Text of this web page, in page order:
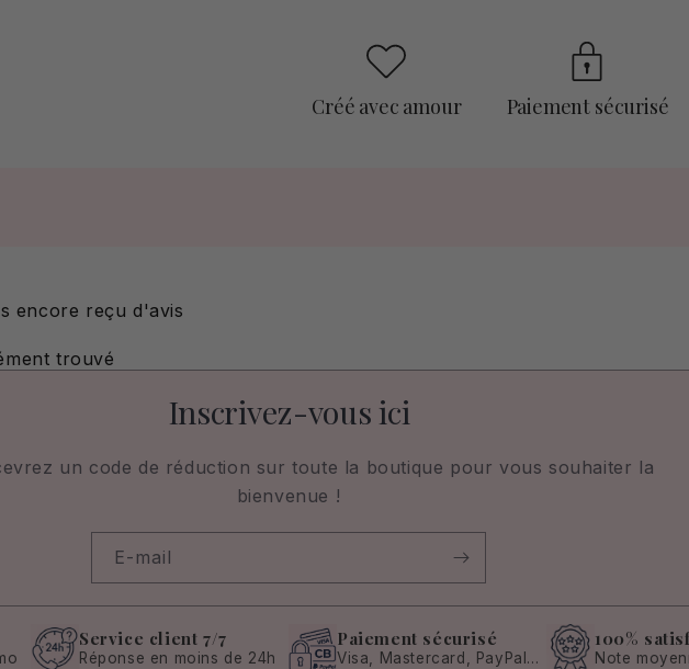
Créé avec amour Paiement sécurisé
encore reçu d'avis
trouvé
Inscrivez-vous ici
un code de réduction sur toute la boutique pour vous souhaiter la
bienvenue !
E-mail
Service client 7/7
Réponse en moins de 24h
Paiement sécurisé
Visa, Mastercard, PayPal...
100%
Note